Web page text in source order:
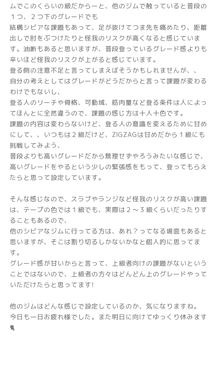
ムでこのくらいの級だからーと、他のジムで触っていると普段の
１つ、２つ下のグレードでも
結構シビアな課題もあって、足が抜けてつま先を痛めたり、距離
出しで肘をぶつけたりと怪我のリスクが高くなると感じていま
す。油断もあると思いますが、普段登っているグレード感よりも
辛いほど怪我のリスクが上がると感じています。
登る側の注意不足と言ってしまえばそうかもしれませんが、、
自分の考えとしてはグレードがどうだからと言って課題が変わる
わけでもないし、
登る人のリーチや骨格、可動域、筋肉量など登る条件は人によっ
てほんとに全然違うので、課題の感じ方は十人十色です。
課題の内容は変わらないけど、登る人の意識を変えるために甘め
にして、、いつもは２級だけど、ZIGZAGは甘めだから１級にも
挑戦してみよう、
普段よりも高いグレードだから無理せずやろうみたいな感じで、
高いグレードをやるという少しの緊張感をもって、登ってもらえ
たらと思って設定しています。
そんな感じなので、スラブやランジなど怪我のリスクが高い課題
は、テープの色では１級でも、実際は２～３級くらいだったりす
ることもあるので、
他のシビアなジムに行ってる方は、あれ？ってなる場面もあると
思いますが、そこは割り切るしかないかなと個人的に思ってま
す。
グレード感が甘いからと言って、上級者向けの課題がないという
ことではないので、上級者の方々はどんどん上のグレードやって
いただけたらと思ってます!
他のジムはどんな感じで設定しているのか、気になりますね。
今日も一日お疲れ様でした。また明日に向けてゆっくり休みます
🐈